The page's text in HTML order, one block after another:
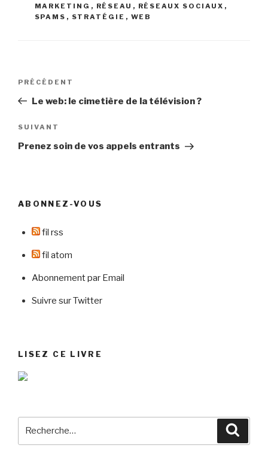
MARKETING , RÉSEAU , RÉSEAUX SOCIAUX ,
SPAMS , STRATÉGIE , WEB
Navigation
l’article
Article
précédent
PRÉCÉDENT
Le web: le cimetière de la télévision ?
Article
suivant
SUIVANT
Prenez soin de vos appels entrants
ABONNEZ-VOUS
fil rss
fil atom
Abonnement par Email
Suivre sur Twitter
LISEZ CE LIVRE